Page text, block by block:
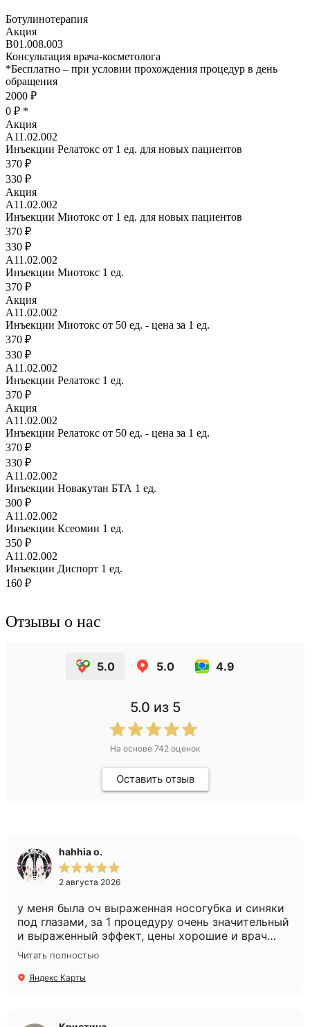
Ботулинотерапия
Акция
В01.008.003
Консультация врача-косметолога
*Бесплатно – при условии прохождения процедур в день
обращения
2000 ₽
0 ₽ *
Акция
А11.02.002
Инъекции Релатокс от 1 ед. для новых пациентов
370 ₽
330 ₽
Акция
А11.02.002
Инъекции Миотокс от 1 ед. для новых пациентов
370 ₽
330 ₽
А11.02.002
Инъекции Миотокс 1 ед.
370 ₽
Акция
А11.02.002
Инъекции Миотокс от 50 ед. - цена за 1 ед.
370 ₽
330 ₽
А11.02.002
Инъекции Релатокс 1 ед.
370 ₽
Акция
А11.02.002
Инъекции Релатокс от 50 ед. - цена за 1 ед.
370 ₽
330 ₽
А11.02.002
Инъекции Новакутан БТА 1 ед.
300 ₽
А11.02.002
Инъекции Ксеомин 1 ед.
350 ₽
А11.02.002
Инъекции Диспорт 1 ед.
160 ₽
Отзывы о нас
5.0 5.0 4.9
5.0 из 5
На основе 742 оценок
Оставить отзыв
hahhia o.
2 августа 2026
у меня была оч выраженная носогубка и синяки
под глазами, за 1 процедуру очень значительный
и выраженный эффект, цены хорошие и врач
очень слэйный, советы очень хорошие дает,
действенные
Читать полностью
Яндекс Карты